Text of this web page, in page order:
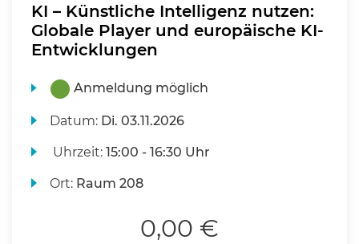
KI – Künstliche Intelligenz nutzen:
Globale Player und europäische KI-
Entwicklungen
Anmeldung möglich
Datum: Di. 03.11.2026
Uhrzeit:15:00 - 16:30 Uhr
Ort: Raum 208
0,00 €